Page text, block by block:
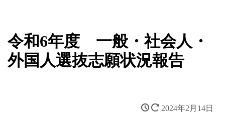
令和6年度 一般・社会人・
外国人選抜志願状況報告
2024年2月14日